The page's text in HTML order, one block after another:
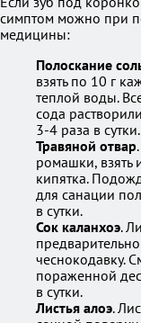
симптом можно при
медицины:
Полоскание
взять по 10 г
теплой воды.
сода
3-4 раза в сутки.
Травяной отвар
ромашки, взять
кипятка.
для санации
в сутки.
Сок каланхоэ.
чеснокодавку.
пораженной
в сутки.
Листья алоэ.